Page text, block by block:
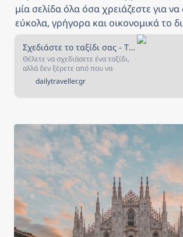
μία σελίδα όλα όσα χρειάζεστε για να
εύκολα, γρήγορα και οικονομικά το
Σχεδιάστε το ταξίδι σας - The Daily Traveller
Θέλετε να σχεδιάσετε ένα ταξίδι,
αλλά δεν ξέρετε από που να
ξεκινήσετε; Αν ναι, τότε είστε στο
κατάλληλο μέρος! Στην σελίδα
πάντα ονειρευόσασταν!
dailytraveller.gr